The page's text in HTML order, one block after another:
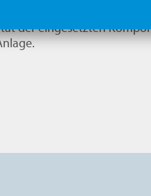
der Kalibriertätigkeit
der eingesetzten